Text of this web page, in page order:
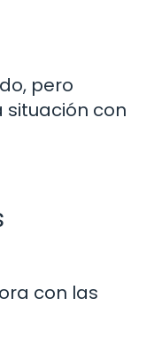
pero
situación con
con las